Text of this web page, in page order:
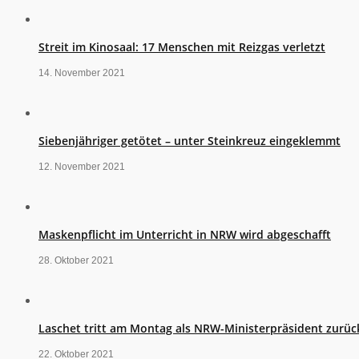
Streit im Kinosaal: 17 Menschen mit Reizgas verletzt
14. November 2021
Siebenjähriger getötet – unter Steinkreuz eingeklemmt
12. November 2021
Maskenpflicht im Unterricht in NRW wird abgeschafft
28. Oktober 2021
Laschet tritt am Montag als NRW-Ministerpräsident
22. Oktober 2021